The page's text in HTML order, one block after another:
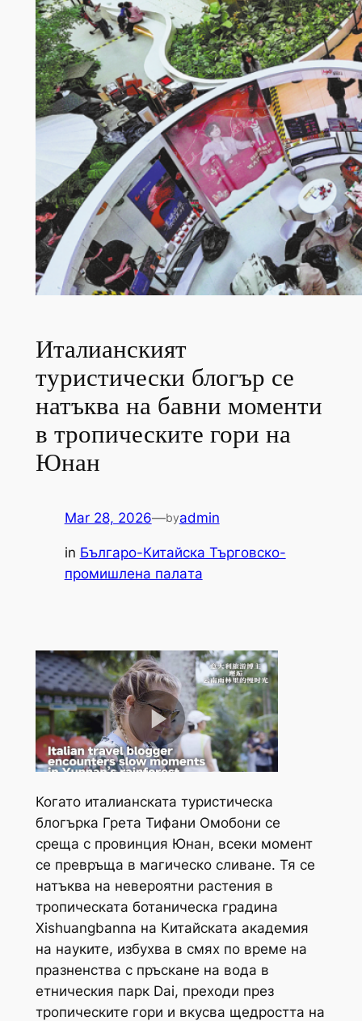
Италианският
туристически блогър се
натъква на бавни моменти
в тропическите гори на
Юнан
Mar 28, 2026—byadmin
in Българо-Китайска Търговско-
промишлена палaта
Когато италианската туристическа
блогърка Грета Тифани Омобони се
среща с провинция Юнан, всеки момент
се превръща в магическо сливане. Тя се
натъква на невероятни растения в
тропическата ботаническа градина
Xishuangbanna на Китайската академия
на науките, избухва в смях по време на
празненства с пръскане на вода в
етническия парк Dai, преходи през
тропическите гори и вкусва щедростта на